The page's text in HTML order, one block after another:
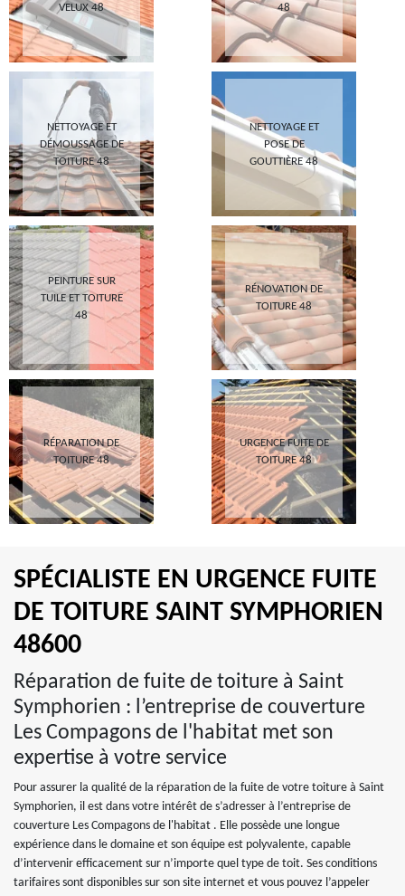
VELUX 48
48
NETTOYAGE ET
DÉMOUSSAGE DE
TOITURE 48
NETTOYAGE ET
POSE DE
GOUTTIÈRE 48
PEINTURE SUR
TUILE ET TOITURE
48
RÉNOVATION DE
TOITURE 48
RÉPARATION DE
TOITURE 48
URGENCE FUITE DE
TOITURE 48
SPÉCIALISTE EN URGENCE FUITE
DE TOITURE SAINT SYMPHORIEN
48600
Réparation de fuite de toiture à Saint
Symphorien : l’entreprise de couverture
Les Compagons de l'habitat met son
expertise à votre service
Pour assurer la qualité de la réparation de la fuite de votre toiture à Saint
Symphorien, il est dans votre intérêt de s’adresser à l’entreprise de
couverture Les Compagons de l'habitat . Elle possède une longue
expérience dans le domaine et son équipe est polyvalente, capable
d’intervenir efficacement sur n’importe quel type de toit. Ses conditions
tarifaires sont disponibles sur son site internet et vous pouvez l’appeler